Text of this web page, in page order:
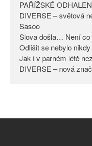
PAŘÍŽSKÉ
DIVERSE – světová
Sasoo
Slova došla… Není
Odlišit se nebylo
Jak i v parném létě
DIVERSE – nová